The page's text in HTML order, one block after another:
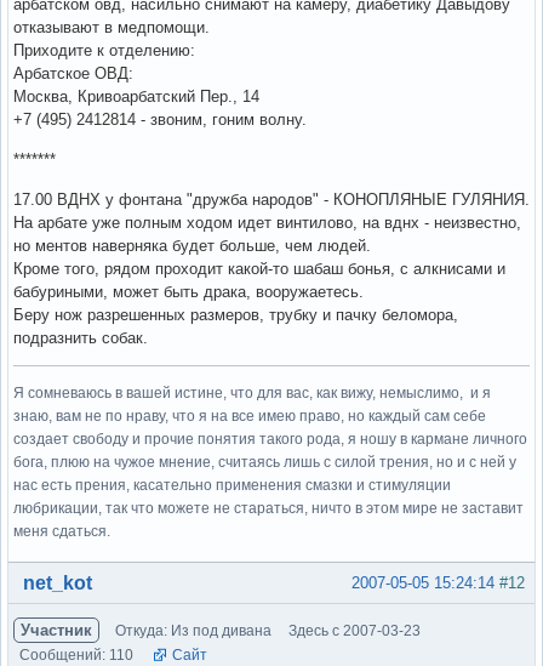
арбатском овд, насильно снимают на камеру, диабетику Давыдову
отказывают в медпомощи.
Приходите к отделению:
Арбатское ОВД:
Москва, Кривоарбатский Пер., 14
+7 (495) 2412814 - звоним, гоним волну.
*******
17.00 ВДНХ у фонтана "дружба народов" - КОНОПЛЯНЫЕ ГУЛЯНИЯ.
На арбате уже полным ходом идет винтилово, на вднх - неизвестно,
но ментов наверняка будет больше, чем людей.
Кроме того, рядом проходит какой-то шабаш бонья, с алкнисами и
бабуриными, может быть драка, вооружаетесь.
Беру нож разрешенных размеров, трубку и пачку беломора,
подразнить собак.
Я сомневаюсь в вашей истине, что для вас, как вижу, немыслимо, и я
знаю, вам не по нраву, что я на все имею право, но каждый сам себе
создает свободу и прочие понятия такого рода, я ношу в кармане личного
бога, плюю на чужое мнение, считаясь лишь с силой трения, но и с ней у
нас есть прения, касательно применения смазки и стимуляции
любрикации, так что можете не стараться, ничто в этом мире не заставит
меня сдаться.
Вне форума #12
2007-05-05 15:24:14
net_kot
Участник Откуда: Из под дивана
Здесь с 2007-03-23
Сообщений: 110
Сайт